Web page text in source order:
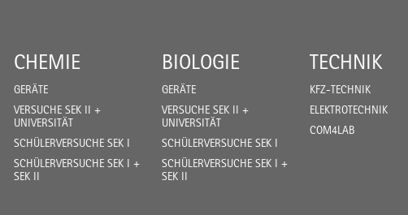
CHEMIE
GERÄTE
VERSUCHE SEK II +
UNIVERSITÄT
SCHÜLERVERSUCHE SEK I
SCHÜLERVERSUCHE SEK I +
SEK II
BIOLOGIE
GERÄTE
VERSUCHE SEK II +
UNIVERSITÄT
SCHÜLERVERSUCHE SEK I
SCHÜLERVERSUCHE SEK I +
SEK II
TECHNIK
KFZ-TECHNIK
ELEKTROTECHNIK
COM4LAB